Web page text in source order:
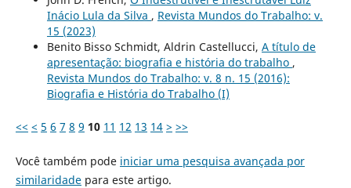
Inácio Lula da Silva , Revista Mundos do Trabalho: v.
15 (2023)
Benito Bisso Schmidt, Aldrin Castellucci, A título de
apresentação: biografia e história do trabalho ,
Revista Mundos do Trabalho: v. 8 n. 15 (2016):
Biografia e História do Trabalho (I)
<< < 5 6 7 8 9 10 11 12 13 14 > >>
Você também pode iniciar uma pesquisa avançada por
similaridadepara este artigo.